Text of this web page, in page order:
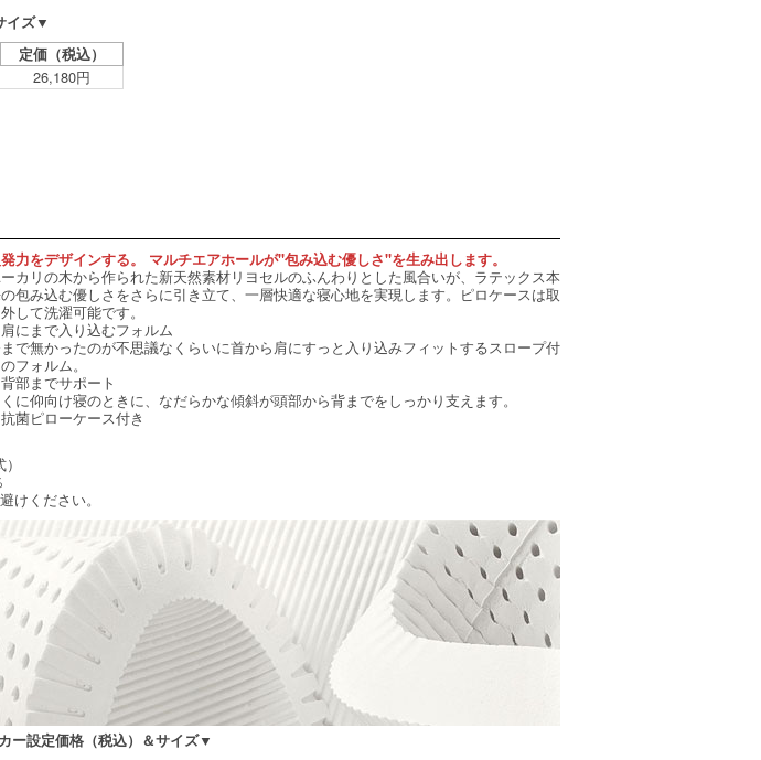
イズ▼
定価（税込）
26,180円
力をデザインする。 マルチエアホールが"包み込む優しさ"を生み出します。
カリの木から作られた新天然素材リヨセルのふんわりとした風合いが、ラテックス本
包み込む優しさをさらに引き立て、一層快適な寝心地を実現します。ピロケースは取
して洗濯可能です。
肩にまで入り込むフォルム
で無かったのが不思議なくらいに首から肩にすっと入り込みフィットするスロープ付
フォルム。
背部までサポート
に仰向け寝のときに、なだらかな傾斜が頭部から背までをしっかり支えます。
抗菌ピローケース付き
けください。
ー設定価格（税込）＆サイズ▼